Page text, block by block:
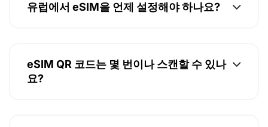
유럽에서 eSIM을 언제 설정해야 하나요?
eSIM QR 코드는 몇 번이나 스캔할 수 있나
요?